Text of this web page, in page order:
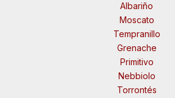
Albariño
Moscato
Tempranillo
Grenache
Primitivo
Nebbiolo
Torrontés